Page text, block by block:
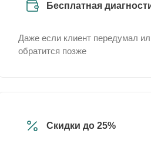
Бесплатная
Даже если клиент передумал
обратится позже
Скидки до 25%